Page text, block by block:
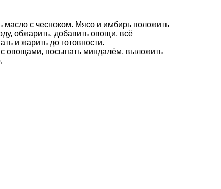
масло с чесноком. Мясо и имбирь положить
обжарить, добавить овощи, всё
и жарить до готовности.
овощами, посыпать миндалём, выложить